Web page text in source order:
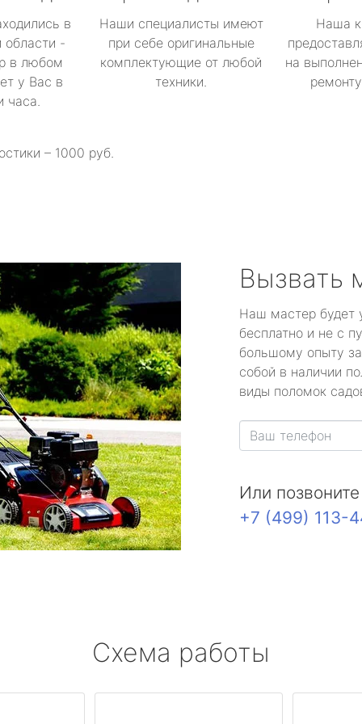
в
-
в любом
у Вас в
часа.
Наши специалисты имеют
при себе оригинальные
комплектующие от любой
техники.
Наша
на
– 1000 руб.
Вызвать
Наш мастер будет
бесплатно и не с
большому опыту
собой в наличии
виды поломок
Или
+7 (499) 113-
Схема работы